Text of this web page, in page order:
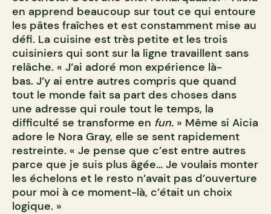
en apprend beaucoup sur tout ce qui entoure
les pâtes fraîches et est constamment mise au
défi. La cuisine est très petite et les trois
cuisiniers qui sont sur la ligne travaillent sans
relâche. « J’ai adoré mon expérience là-
bas. J’y ai entre autres compris que quand
tout le monde fait sa part des choses dans
une adresse qui roule tout le temps, la
difficulté se transforme en fun. » Même si Aicia
adore le Nora Gray, elle se sent rapidement
restreinte. « Je pense que c’est entre autres
parce que je suis plus âgée… Je voulais monter
les échelons et le resto n’avait pas d’ouverture
pour moi à ce moment-là, c’était un choix
logique. »